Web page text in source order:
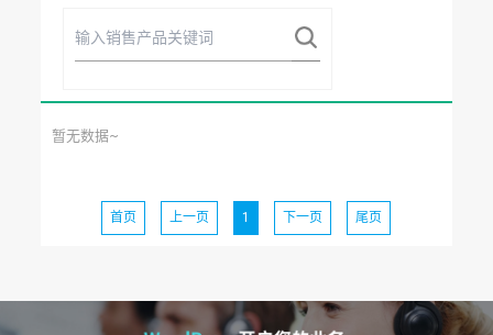
暂无数据~
首页 上一页 1 下一页 尾页